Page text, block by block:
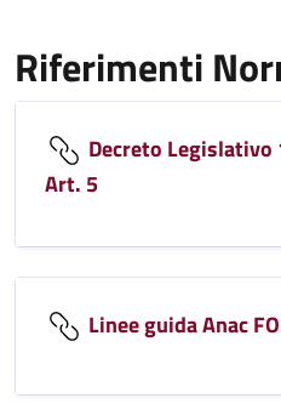
Riferimenti
Decreto Legislativo
Art. 5
Linee guida Anac